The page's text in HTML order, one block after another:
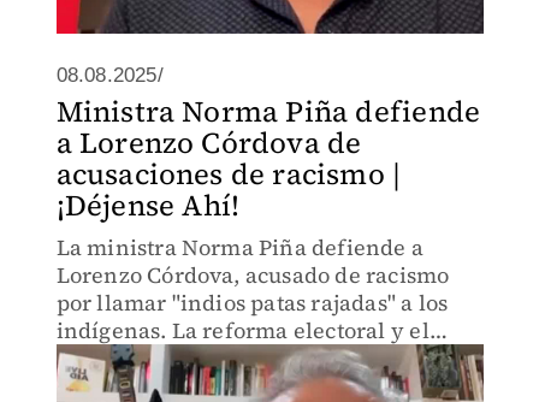
08.08.2025/
Ministra Norma Piña defiende
a Lorenzo Córdova de
acusaciones de racismo |
¡Déjense Ahí!
La ministra Norma Piña defiende a
Lorenzo Córdova, acusado de racismo
por llamar "indios patas rajadas" a los
indígenas. La reforma electoral y el
futuro del INE se perfilan como el
próximo campo de batalla política.